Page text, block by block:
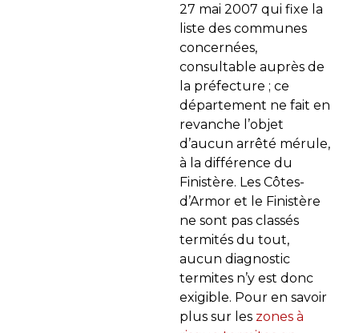
27 mai 2007 qui fixe la
liste des communes
concernées,
consultable auprès de
la préfecture ; ce
département ne fait en
revanche l’objet
d’aucun arrêté mérule,
à la différence du
Finistère. Les Côtes-
d’Armor et le Finistère
ne sont pas classés
termités du tout,
aucun diagnostic
termites n’y est donc
exigible. Pour en savoir
plus sur les zones à